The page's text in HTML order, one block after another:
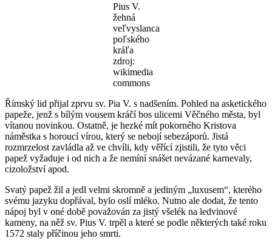
Pius V.
žehná
veľvyslanca
poľského
kráľa
zdroj:
wikimedia
commons
Římský lid přijal zprvu sv. Pia V. s nadšením. Pohled na asketického
papeže, jenž s bílým vousem kráčí bos ulicemi Věčného města, byl
vítanou novinkou. Ostatně, je hezké mít pokorného Kristova
náměstka s horoucí vírou, který se nebojí sebezáporů. Jistá
rozmrzelost zavládla až ve chvíli, kdy věřící zjistili, že tyto věci
papež vyžaduje i od nich a že nemíní snášet nevázané karnevaly,
cizoložství apod.
Svatý papež žil a jedl velmi skromně a jediným „luxusem“, kterého
svému jazyku dopřával, bylo oslí mléko. Nutno ale dodat, že tento
nápoj byl v oné době považován za jistý všelék na ledvinové
kameny, na něž sv. Pius V. trpěl a které se podle některých také roku
1572 staly příčinou jeho smrti.